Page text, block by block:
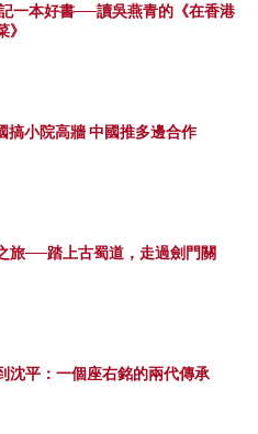
一本好書──讀吳燕青的《在香港
》
搞小院高牆 中國推多邊合作
旅──踏上古蜀道，走過劍門關
沈平：一個座右銘的兩代傳承